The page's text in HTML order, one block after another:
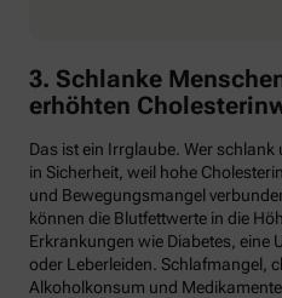
3. Schlanke
erhöhten
Das ist ein Irrglaube. Wer
in Sicherheit, weil hohe
und Bewegungsmangel
können die Blutfettwerte in die
Erkrankungen wie Diabetes, eine
oder Leberleiden. Schlafmangel,
Alkoholkonsum und